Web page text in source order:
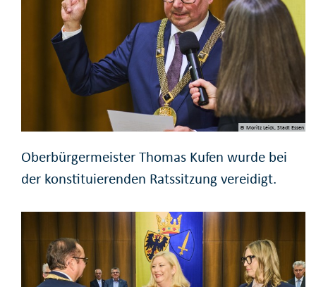
© Moritz Leick, Stadt Essen
Oberbürgermeister Thomas Kufen wurde bei
der konstituierenden Ratssitzung vereidigt.